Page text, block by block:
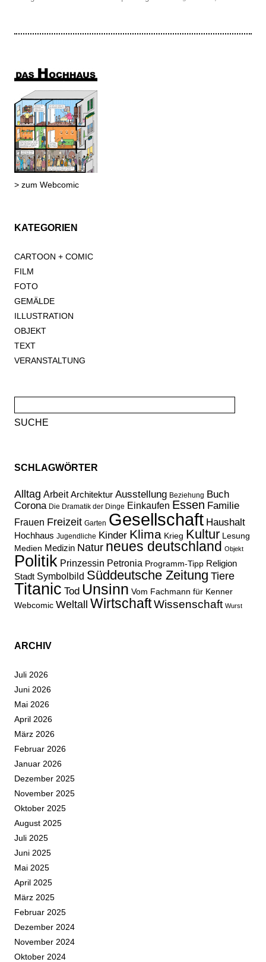
> zum Webcomic
KATEGORIEN
CARTOON + COMIC
FILM
FOTO
GEMÄLDE
ILLUSTRATION
OBJEKT
TEXT
VERANSTALTUNG
nach:
SCHLAGWÖRTER
Alltag Arbeit Architektur Ausstellung Beziehung Buch
Corona Die Dramatik der Dinge Einkaufen Essen Familie
Frauen Freizeit Garten Gesellschaft Haushalt
Hochhaus Jugendliche Kinder Klima Krieg Kultur Lesung
Medien Medizin Natur neues deutschland Objekt
Politik Prinzessin Petronia Programm-Tipp Religion
Stadt Symbolbild Süddeutsche Zeitung Tiere
Titanic Tod Unsinn Vom Fachmann für Kenner
Webcomic Weltall WirtschaftWissenschaft Wurst
ARCHIV
Juli 2026
Juni 2026
Mai 2026
April 2026
März 2026
Februar 2026
Januar 2026
Dezember 2025
November 2025
Oktober 2025
August 2025
Juli 2025
Juni 2025
Mai 2025
April 2025
März 2025
Februar 2025
Dezember 2024
November 2024
Oktober 2024